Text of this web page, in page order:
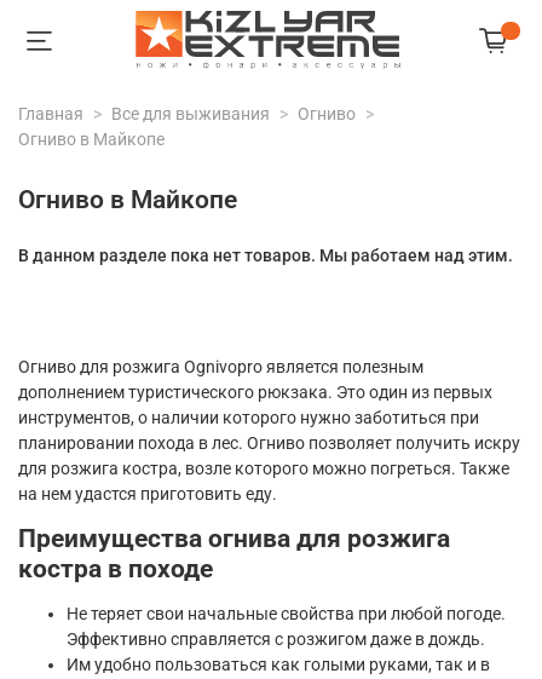
Главная Все для выживания
Огниво
Огниво в Майкопе
Огниво в Майкопе
В данном разделе пока нет товаров. Мы работаем над этим.
Огниво для розжига Ognivopro является полезным
дополнением туристического рюкзака. Это один из первых
инструментов, о наличии которого нужно заботиться при
планировании похода в лес. Огниво позволяет получить искру
для розжига костра, возле которого можно погреться. Также
на нем удастся приготовить еду.
Преимущества огнива для розжига
костра в походе
Не теряет свои начальные свойства при любой погоде.
Эффективно справляется с розжигом даже в дождь.
Им удобно пользоваться как голыми руками, так и в